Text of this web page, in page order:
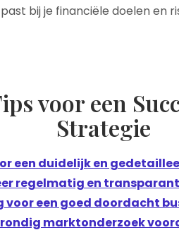
bij je financiële doelen en
voor een
Strategie
een duidelijk en
regelmatig en
voor een goed doordacht
marktonderzoek